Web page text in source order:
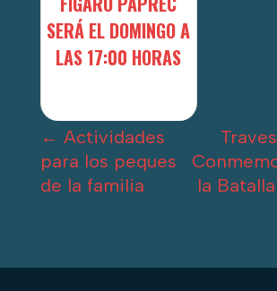
SERÁ EL DOMINGO A
LAS 17:00 HORAS
← Actividades
para los peques
de la familia
la